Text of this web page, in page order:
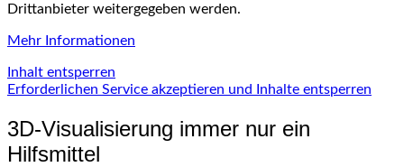
Drittanbieter weitergegeben werden.
Mehr Informationen
Inhalt entsperren
Erforderlichen Service akzeptieren und Inhalte entsperren
3D-Visualisierung immer nur ein
Hilfsmittel